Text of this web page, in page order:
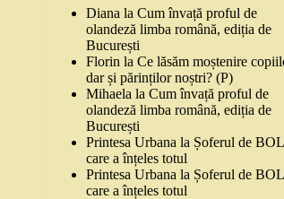
Diana laCum învață proful de
olandeză limba română, ediția de
București
Florin laCe lăsăm moștenire
dar și părinților noștri? (P)
Mihaela laCum învață proful de
olandeză limba română, ediția de
București
Printesa Urbana la Șoferul de
care a înțeles totul
Printesa Urbana la Șoferul de
care a înțeles totul